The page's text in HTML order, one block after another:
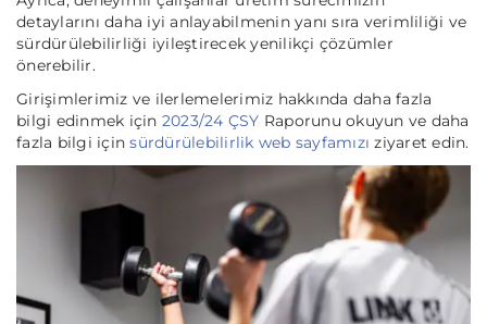
detaylarını daha iyi anlayabilmenin yanı sıra verimliliği ve
sürdürülebilirliği iyileştirecek yenilikçi çözümler
önerebilir.
Girişimlerimiz ve ilerlemelerimiz hakkında daha fazla
bilgi edinmek için 2023/24 ÇSY Raporunu okuyun ve daha
fazla bilgi içinsürdürülebilirlik web sayfamızı ziyaret edin.